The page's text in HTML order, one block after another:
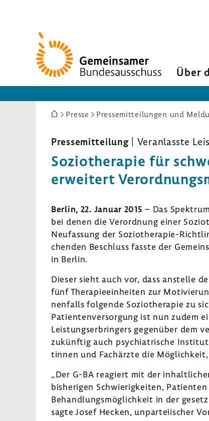
Zur
Startseite
Über
Sie
hier:
Presse Pressemitteilungen und
Pres­se­mit­tei­lung | Veran­lasste
Sozio­the­rapie für
erwei­tert
Berlin, 22. Januar 2015 – Das
bei denen die Verord­nung einer
Neufas­sung der Soziotherapie-​
chenden Beschluss fasste der
in Berlin.
Dieser sieht auch vor, dass anstelle
fünf Thera­pie­ein­heiten zur
nen­falls folgende Sozio­the­rapie zu
Pati­en­ten­ver­sor­gung ist nun zudem
Leis­tungs­er­brin­gers gegen­über dem
zukünftig auch psych­ia­tri­sche
tinnen und Fach­ärzte die
„Der G-BA reagiert mit der
bishe­rigen Schwie­rig­keiten,
Behand­lungs­mög­lich­keit in der
sagte Josef Hecken, unpar­tei­ischer